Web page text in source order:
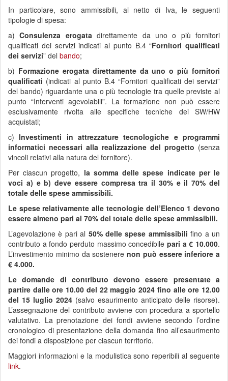
In particolare, sono ammissibili, al netto di Iva, le seguenti
tipologie di spesa:
a)Consulenza erogatadirettamente da uno o più fornitori
qualificati dei servizi indicati al punto B.4 “Fornitori qualificati
dei servizi” del bando;
b) Formazione erogata direttamente da uno o più fornitori
qualificati (indicati al punto B.4 “Fornitori qualificati dei servizi”
del bando) riguardante una o più tecnologie tra quelle previste al
punto “Interventi agevolabili”. La formazione non può essere
esclusivamente rivolta alle specifiche tecniche dei SW/HW
acquistati;
c)Investimenti in attrezzature tecnologiche e programmi
informatici necessari alla realizzazione del progetto (senza
vincoli relativi alla natura del fornitore).
Per ciascun progetto, la somma delle spese indicate per le
voci a) e b) deve essere compresa tra il 30% e il 70% del
totale delle spese ammissibili.
Le spese relativamente alle tecnologie dell’Elenco 1 devono
essere almeno pari al 70% del totale delle spese ammissibili.
L’agevolazione è pari al 50% delle spese ammissibili fino a un
contributo a fondo perduto massimo concedibile pari a € 10.000.
L’investimento minimo da sostenere non può essere inferiore a
€ 4.000.
Le domande di contributo devono essere presentate a
partire dalle ore 10.00 del 22 maggio 2024 fino alle ore 12.00
del 15 luglio 2024 (salvo esaurimento anticipato delle risorse).
L’assegnazione del contributo avviene con procedura a sportello
valutativo. La prenotazione dei fondi avviene secondo l’ordine
cronologico di presentazione della domanda fino all’esaurimento
dei fondi a disposizione per ciascun territorio.
Maggiori informazioni e la modulistica sono reperibili al seguente
link.